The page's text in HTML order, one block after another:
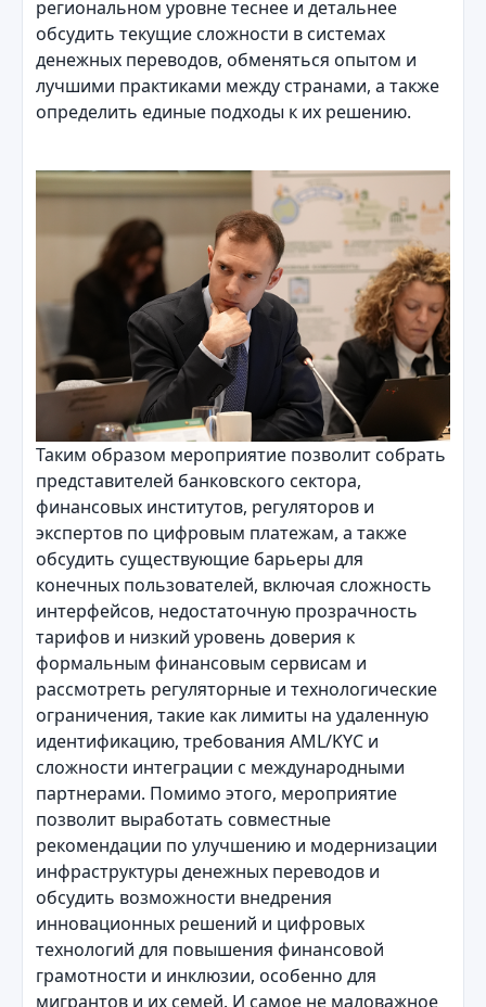
региональном уровне теснее и детальнее
обсудить текущие сложности в системах
денежных переводов, обменяться опытом и
лучшими практиками между странами, а также
определить единые подходы к их решению.
Таким образом мероприятие позволит собрать
представителей банковского сектора,
финансовых институтов, регуляторов и
экспертов по цифровым платежам, а также
обсудить существующие барьеры для
конечных пользователей, включая сложность
интерфейсов, недостаточную прозрачность
тарифов и низкий уровень доверия к
формальным финансовым сервисам и
рассмотреть регуляторные и технологические
ограничения, такие как лимиты на удаленную
идентификацию, требования AML/KYC и
сложности интеграции с международными
партнерами. Помимо этого, мероприятие
позволит выработать совместные
рекомендации по улучшению и модернизации
инфраструктуры денежных переводов и
обсудить возможности внедрения
инновационных решений и цифровых
технологий для повышения финансовой
грамотности и инклюзии, особенно для
мигрантов и их семей. И самое не маловажное